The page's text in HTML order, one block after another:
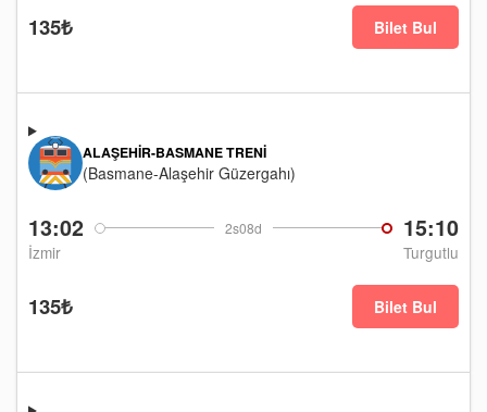
135₺ Bilet Bul
13:02 2s08d 15:10
İzmir Turgutlu
ALAŞEHIR-BASMANE TRENI
(Basmane-Alaşehir Güzergahı)
135₺ Bilet Bul